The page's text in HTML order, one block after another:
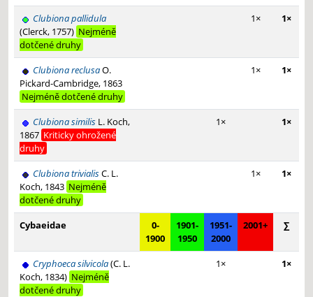
Clubiona pallidula
(Clerck, 1757) Nejméně
dotčené druhy
1× 1×
Clubiona reclusaO.
Pickard-Cambridge, 1863
Nejméně dotčené druhy
1× 1×
Clubiona similis L. Koch,
1867 Kriticky ohrožené
druhy
1× 1×
Clubiona trivialisC. L.
Koch, 1843 Nejméně
dotčené druhy
1× 1×
Cybaeidae
0-
1900
1901-
1950
1951-
2000
2001+ ∑
Cryphoeca silvicola(C. L.
Koch, 1834) Nejméně
dotčené druhy
1× 1×